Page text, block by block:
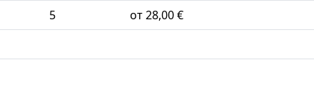
5 от 28,00 €